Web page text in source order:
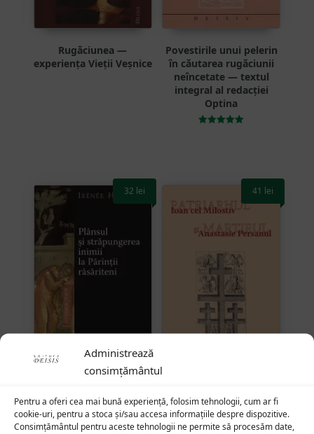
Administrează
consimțământul
Pentru a oferi cea mai bună experiență, folosim tehnologii, cum ar fi
cookie-uri, pentru a stoca și/sau accesa informațiile despre dispozitive.
Consimțământul pentru aceste tehnologii ne permite să procesăm date,
Rugăciunea —
experiența Vieții Veșnice
Povestirile unui pelerin
în căutarea rugăciunii
neîncetate — textul
integral al redacției
Optina
inimii la Părinții
răsăriteni
32 lei
Ioan cel Milostiv și
Anastasie Persanul
41 lei